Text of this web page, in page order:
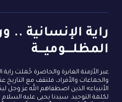
راية الإنسانية ..
المظلـــــوميــــة
عبر الأزمنة الغابرة والحاضرة حُملت
والجماعات والأفراد، فلنقف مع
الأنبياء» الذين اصطفاهم الله عز وجل
لكلمة التوحيد. سيدنا يحيى عليه السلام